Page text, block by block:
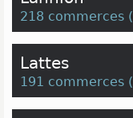
218 commerces (
Lattes
191 commerces (